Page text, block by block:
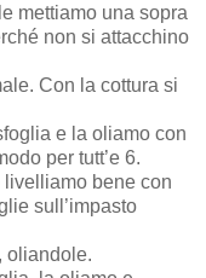
mettiamo una sopra
non si attacchino
Con la cottura si
e la oliamo con
per tutt’e 6.
bene con
sull’impasto
oliandole.